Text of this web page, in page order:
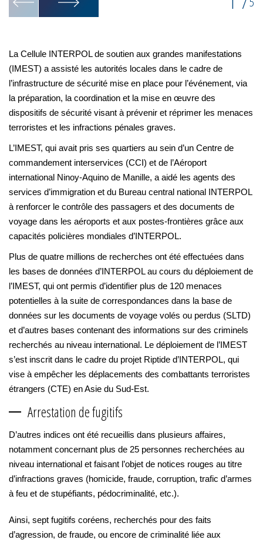
La Cellule INTERPOL de soutien aux grandes manifestations
(IMEST) a assisté les autorités locales dans le cadre de
l’infrastructure de sécurité mise en place pour l’événement, via
la préparation, la coordination et la mise en œuvre des
dispositifs de sécurité visant à prévenir et réprimer les menaces
terroristes et les infractions pénales graves.
L’IMEST, qui avait pris ses quartiers au sein d’un Centre de
commandement interservices (CCI) et de l’Aéroport
international Ninoy-Aquino de Manille, a aidé les agents des
services d’immigration et du Bureau central national INTERPOL
à renforcer le contrôle des passagers et des documents de
voyage dans les aéroports et aux postes-frontières grâce aux
capacités policières mondiales d’INTERPOL.
Plus de quatre millions de recherches ont été effectuées dans
les bases de données d’INTERPOL au cours du déploiement de
l’IMEST, qui ont permis d’identifier plus de 120 menaces
potentielles à la suite de correspondances dans la base de
données sur les documents de voyage volés ou perdus (SLTD)
et d’autres bases contenant des informations sur des criminels
recherchés au niveau international. Le déploiement de l’IMEST
s’est inscrit dans le cadre du projet Riptide d’INTERPOL, qui
vise à empêcher les déplacements des combattants terroristes
étrangers (CTE) en Asie du Sud-Est.
Arrestation de fugitifs
D’autres indices ont été recueillis dans plusieurs affaires,
notamment concernant plus de 25 personnes recherchées au
niveau international et faisant l’objet de notices rouges au titre
d’infractions graves (homicide, fraude, corruption, trafic d’armes
à feu et de stupéfiants, pédocriminalité, etc.).
Ainsi, sept fugitifs coréens, recherchés pour des faits
d’agression, de fraude, ou encore de criminalité liée aux